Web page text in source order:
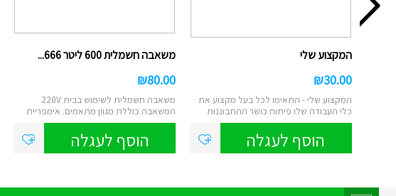
המקצוע שלי
30.00
₪
המקצוע שלי - התאימו לכל בעל מקצוע את
כלי העבודה שלו פיתוח כושר ההתבוננות
בתמו...
הוסף לעגלה
משאבה חשמלית 600 ליטר 666...
80.00
₪
משאבה חשמלית לשימוש בבית 220V
המשאבה כוללת מגוון מתאמים. אימפריית
הצעצועי...
הוסף לעגלה